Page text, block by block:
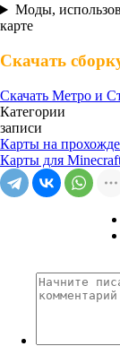
Моды,
карте
Скачать
Скачать Метро и
Категории
записи
Карты на
Карты для